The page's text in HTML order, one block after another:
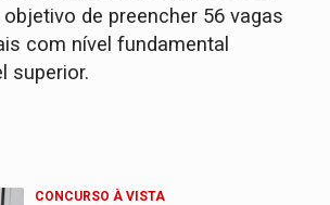
de preencher 56 vagas
com nível fundamental
superior.
CONCURSO À VISTA